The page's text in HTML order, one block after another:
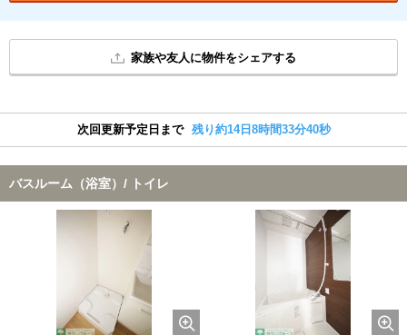
家族や友人に物件をシェアする
次回更新予定日まで 残り約14日8時間33分40秒
バスルーム（浴室）/ トイレ